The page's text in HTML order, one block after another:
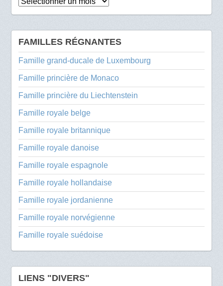
FAMILLES RÉGNANTES
Famille grand-ducale de Luxembourg
Famille princière de Monaco
Famille princière du Liechtenstein
Famille royale belge
Famille royale britannique
Famille royale danoise
Famille royale espagnole
Famille royale hollandaise
Famille royale jordanienne
Famille royale norvégienne
Famille royale suédoise
LIENS "DIVERS"